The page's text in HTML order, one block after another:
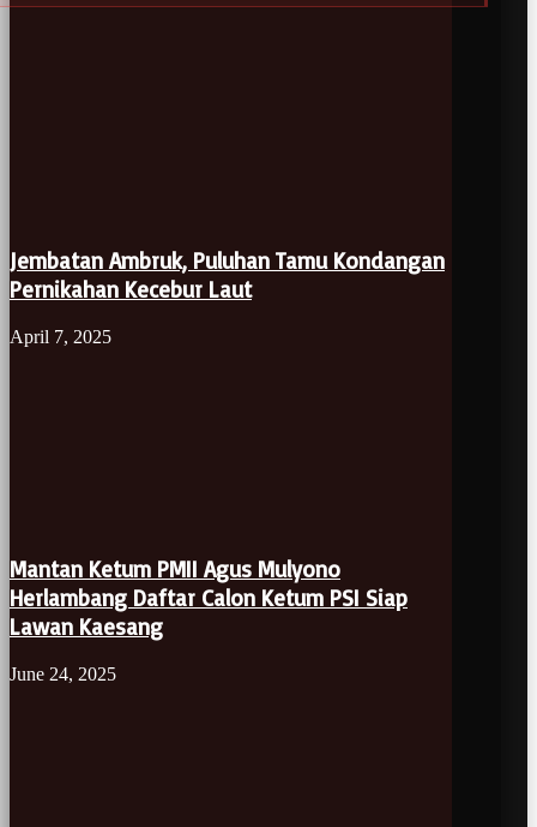
Jembatan Ambruk, Puluhan Tamu Kondangan
Pernikahan Kecebur Laut
April 7, 2025
Mantan Ketum PMII Agus Mulyono
Herlambang Daftar Calon Ketum PSI Siap
Lawan Kaesang
June 24, 2025